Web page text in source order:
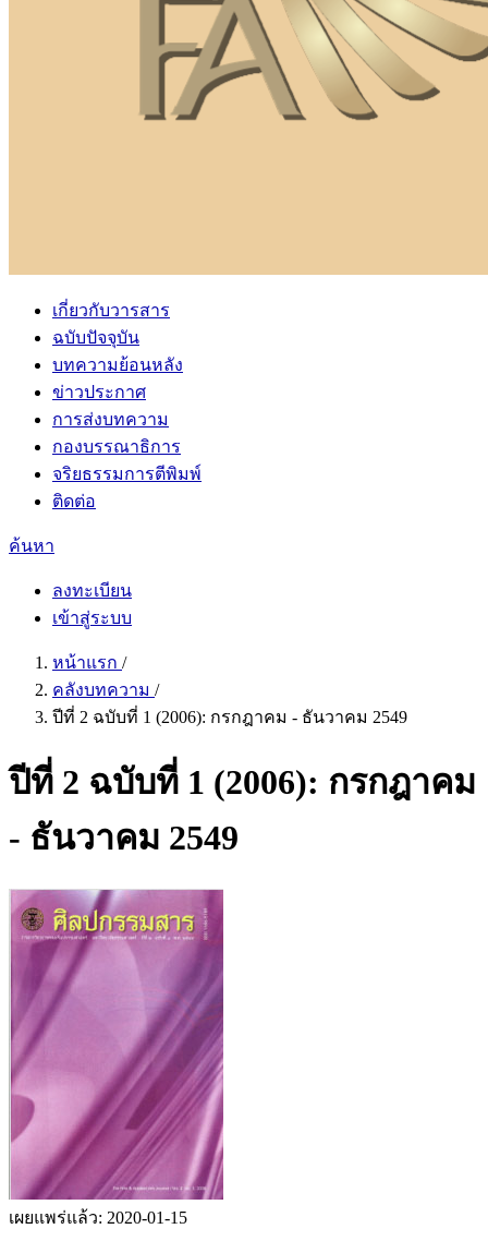
เกี่ยวกับวารสาร
ฉบับปัจจุบัน
บทความย้อนหลัง
ข่าวประกาศ
การส่งบทความ
กองบรรณาธิการ
จริยธรรมการตีพิมพ์
ติดต่อ
ค้นหา
ลงทะเบียน
เข้าสู่ระบบ
หน้าแรก /
คลังบทความ /
ปีที่ 2 ฉบับที่ 1 (2006): กรกฎาคม - ธันวาคม 2549
ปีที่ 2 ฉบับที่ 1 (2006): กรกฎาคม
- ธันวาคม 2549
เผยแพร่แล้ว: 2020-01-15